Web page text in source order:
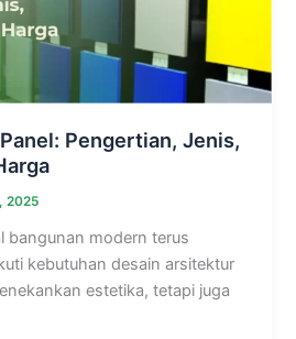
Pengertian, Jenis,
2025
bangunan modern terus
kebutuhan desain arsitektur
estetika, tetapi juga